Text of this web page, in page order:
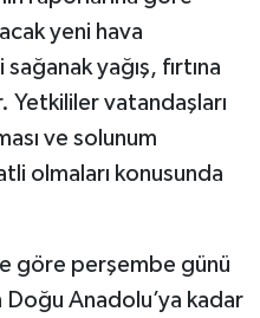
yeni hava
yağış, fırtına
Yetkililer vatandaşları
ve solunum
olmaları konusunda
göre perşembe günü
Doğu Anadolu’ya kadar